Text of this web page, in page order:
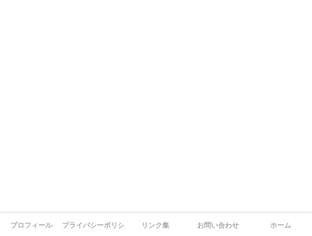
プロフィール プライバシーポリシー リンク集 お問い合わせ ホーム